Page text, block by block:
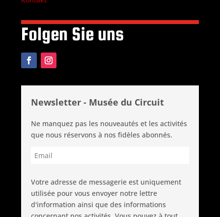
Folgen Sie uns
Newsletter - Musée du Circuit
Ne manquez pas les nouveautés et les activités
que nous réservons à nos fidèles abonnés.
Votre adresse de messagerie est uniquement
utilisée pour vous envoyer notre lettre
d'information ainsi que des informations